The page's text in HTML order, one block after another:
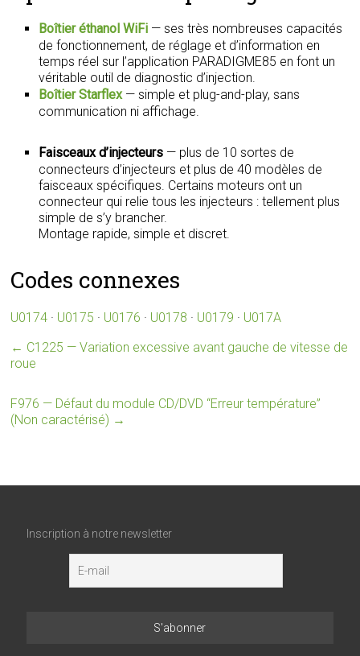
Boîtier éthanol WiFi — ses très nombreuses capacités
de fonctionnement, de réglage et d’information en
temps réel sur l’application PARADIGME85 en font un
véritable outil de diagnostic d’injection.
Boîtier Starflex— simple et plug-and-play, sans
communication ni affichage.
Faisceaux d’injecteurs — plus de 10 sortes de
connecteurs d’injecteurs et plus de 40 modèles de
faisceaux spécifiques. Certains moteurs ont un
connecteur qui relie tous les injecteurs : tellement plus
simple de s’y brancher.
Montage rapide, simple et discret.
Codes connexes
U0174 · U0175 · U0176 · U0178 · U0179 · U017A
← C1225 — Variation excessive avant gauche de vitesse de
roue
F976 — Défaut du module CD/DVD “Erreur température”
(Non caractérisé) →
Inscription à notre newsletter